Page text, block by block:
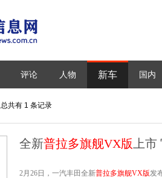
评论 人物 新车 国内
总共有 1 条记录
全新普拉多旗舰VX版 上
2月26日，一汽丰田全新普拉多旗舰VX版发